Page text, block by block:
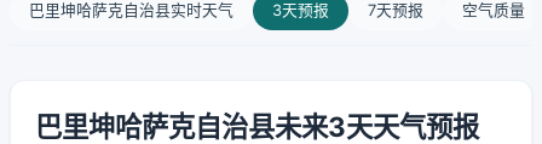
巴里坤哈萨克自治县实时天气 3天预报 7天预报 空气质量
巴里坤哈萨克自治县未来3天天气预报